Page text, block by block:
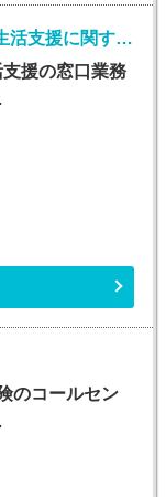
コールセンター・テレオペ（受信）(生活支援に関する問合せ窓口/平日のみ)
支援の窓口業務
のコールセン